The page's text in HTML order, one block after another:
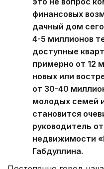
финансовых
дачный дом
4-5 миллионов
доступные
примерно от 12
новых или
от 30-40
молодых семей
становится
руководитель
недвижимости
Габдуллина.